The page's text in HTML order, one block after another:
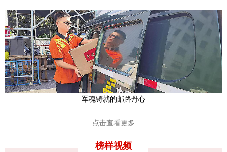
军魂铸就的邮路丹心
点击查看更多
榜样视频